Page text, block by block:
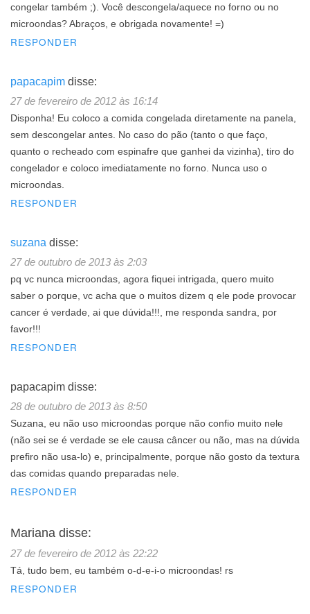
congelar também ;). Você descongela/aquece no forno ou no
microondas? Abraços, e obrigada novamente! =)
RESPONDER
papacapim disse:
27 de fevereiro de 2012 às 16:14
Disponha! Eu coloco a comida congelada diretamente na panela,
sem descongelar antes. No caso do pão (tanto o que faço,
quanto o recheado com espinafre que ganhei da vizinha), tiro do
congelador e coloco imediatamente no forno. Nunca uso o
microondas.
RESPONDER
suzana disse:
27 de outubro de 2013 às 2:03
pq vc nunca microondas, agora fiquei intrigada, quero muito
saber o porque, vc acha que o muitos dizem q ele pode provocar
cancer é verdade, ai que dúvida!!!, me responda sandra, por
favor!!!
RESPONDER
papacapim disse:
28 de outubro de 2013 às 8:50
Suzana, eu não uso microondas porque não confio muito nele
(não sei se é verdade se ele causa câncer ou não, mas na dúvida
prefiro não usa-lo) e, principalmente, porque não gosto da textura
das comidas quando preparadas nele.
RESPONDER
Mariana disse:
27 de fevereiro de 2012 às 22:22
Tá, tudo bem, eu também o-d-e-i-o microondas! rs
RESPONDER